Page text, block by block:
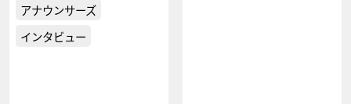
アナウンサーズ
インタビュー